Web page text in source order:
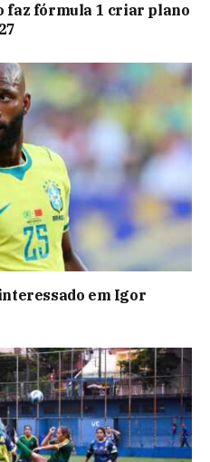
faz fórmula 1 criar plano
em Igor